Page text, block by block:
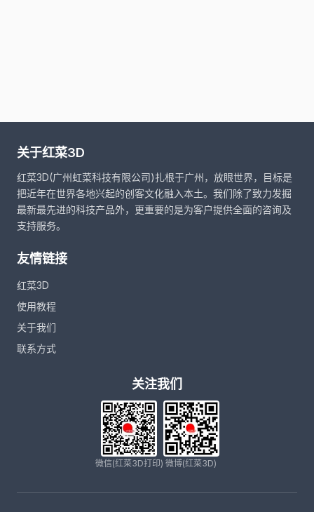
关于红菜3D
红菜3D(广州虹菜科技有限公司)扎根于广州，放眼世界，目标是
把近年在世界各地兴起的创客文化融入本土。我们除了致力发掘
最新最先进的科技产品外，更重要的是为客户提供全面的咨询及
支持服务。
友情链接
红菜3D
使用教程
关于我们
联系方式
关注我们
微信(红菜3D打印) 微博(红菜3D)